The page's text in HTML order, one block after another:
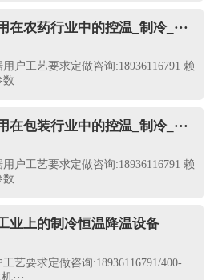
在农药行业中的控温_制冷_···
户工艺要求定做咨询:18936116791 赖
数
在包装行业中的控温_制冷_···
户工艺要求定做咨询:18936116791 赖
数
业上的制冷恒温降温设备
艺要求定做咨询:18936116791/400-
···